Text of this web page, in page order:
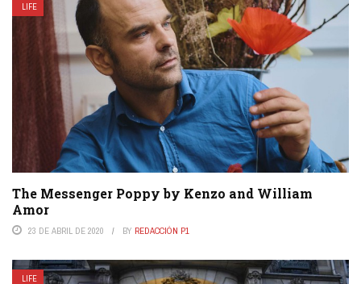
LIFE
The Messenger Poppy by Kenzo and William
Amor
23 DE ABRIL DE 2020 BY REDACCIÓN P1
LIFE